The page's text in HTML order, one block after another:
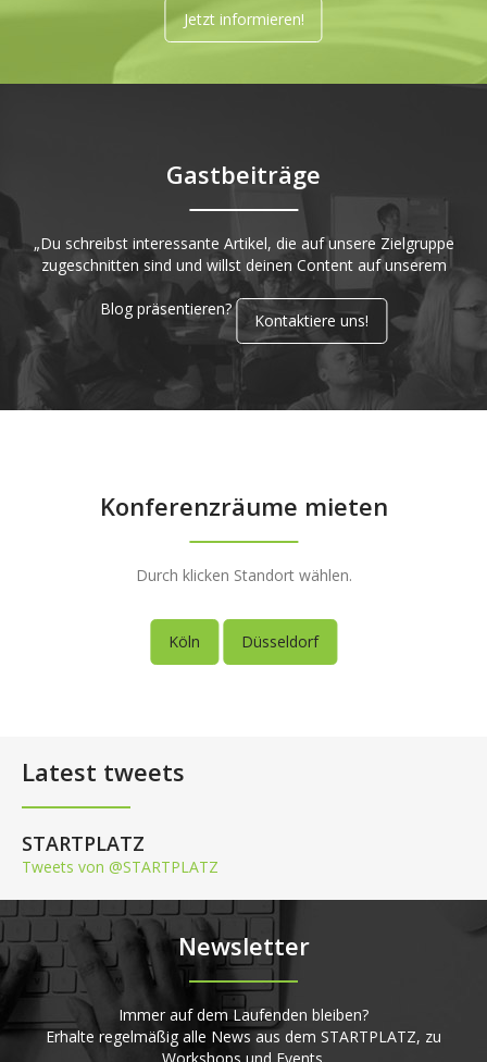
Jetzt informieren!
Gastbeiträge
„Du schreibst interessante Artikel, die auf unsere Zielgruppe
zugeschnitten sind und willst deinen Content auf unserem
Blog präsentieren?
Kontaktiere uns!
Konferenzräume mieten
Durch klicken Standort wählen.
Köln Düsseldorf
Latest tweets
STARTPLATZ
Tweets von @STARTPLATZ
Newsletter
Immer auf dem Laufenden bleiben?
Erhalte regelmäßig alle News aus dem STARTPLATZ, zu